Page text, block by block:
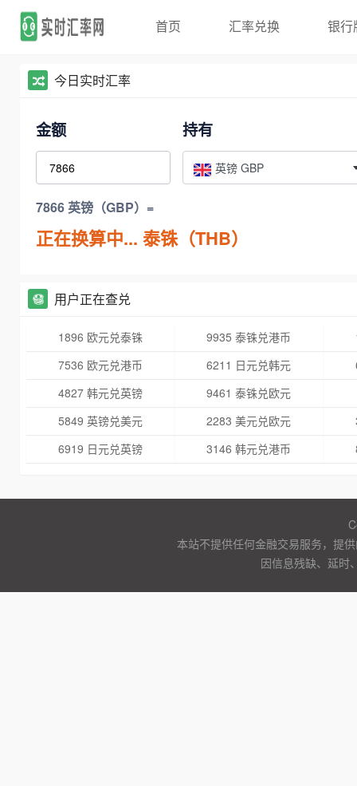
首页 汇率兑换 银行
今日实时汇率
金额 持有
英镑 GBP
7866 英镑（GBP）=
正在换算中... 泰铢（THB）
用户正在查兑
1896 欧元兑泰铢 9935 泰铢兑港币
7536 欧元兑港币
6211 日元兑韩元
4827 韩元兑英镑
9461 泰铢兑欧元
5849 英镑兑美元
2283 美元兑欧元
6919 日元兑英镑
3146 韩元兑港币
本站不提供任何金融交易服务，提
因信息残缺、延时